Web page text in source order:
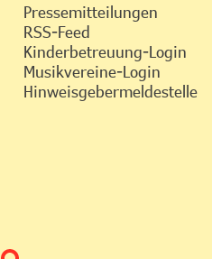
Pressemitteilungen
RSS-Feed
Kinderbetreuung-Login
Musikvereine-Login
Hinweisgebermeldestelle